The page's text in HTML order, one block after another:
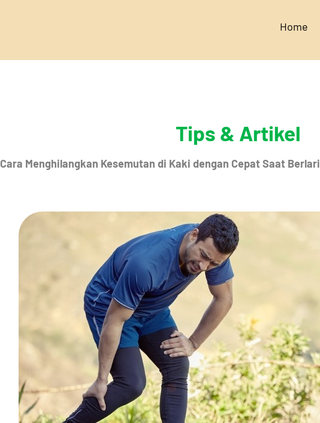
Home
Tips & Artikel
Cara Menghilangkan Kesemutan di Kaki dengan Cepat Saat Berlari